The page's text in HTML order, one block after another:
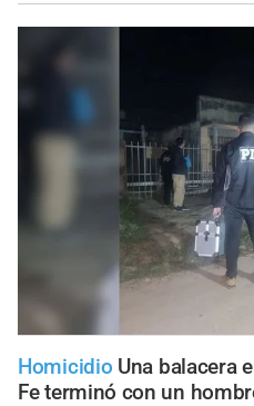
Homicidio Una balacera
Fe terminó con un